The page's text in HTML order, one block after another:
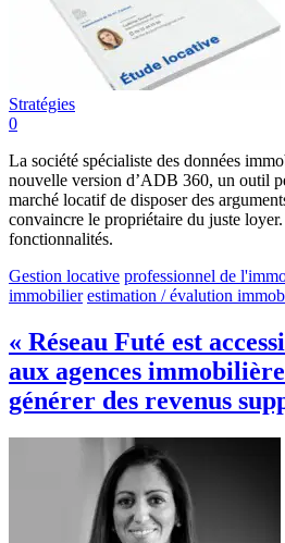
Stratégies
0
La société spécialiste des données
nouvelle version d’ADB 360, un outil
marché locatif de disposer des
convaincre le propriétaire du juste
fonctionnalités.
Gestion locative professionnel de
immobilier estimation / évalution
« Réseau Futé est
aux agences
générer des revenus